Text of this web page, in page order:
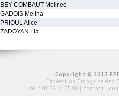
BEY-COMBAUT Melinee
GADOIS Melina
PRIOUL Alice
ZADOYAN Lia
Copyright © 2015
Fédération Française des
tél : 01 39 44 65 80 | contact :